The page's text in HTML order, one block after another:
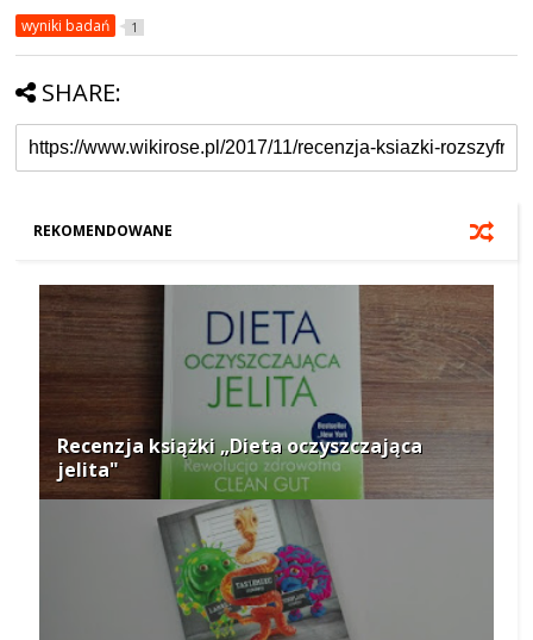
wyniki badań 1
SHARE:
REKOMENDOWANE
Recenzja książki „Dieta oczyszczająca
jelita"